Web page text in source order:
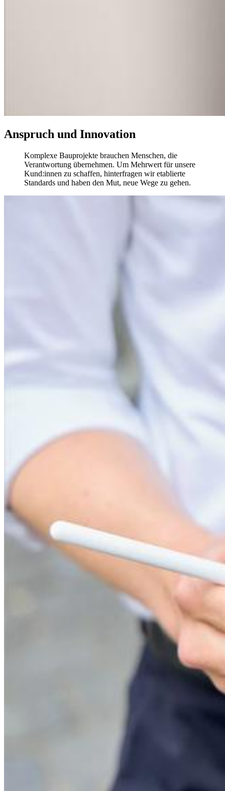
Anspruch und Innovation
Komplexe Bauprojekte brauchen Menschen, die
Verantwortung übernehmen. Um Mehrwert für unsere
Kund:innen zu schaffen, hinterfragen wir etablierte
Standards und haben den Mut, neue Wege zu gehen.